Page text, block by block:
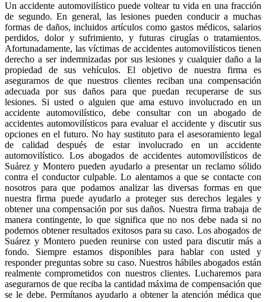
Un accidente automovilístico puede voltear tu vida en una fracción
de segundo. En general, las lesiones pueden conducir a muchas
formas de daños, incluidos artículos como gastos médicos, salarios
perdidos, dolor y sufrimiento, y futuras cirugías o tratamientos.
Afortunadamente, las víctimas de accidentes automovilísticos tienen
derecho a ser indemnizadas por sus lesiones y cualquier daño a la
propiedad de sus vehículos. El objetivo de nuestra firma es
asegurarnos de que nuestros clientes reciban una compensación
adecuada por sus daños para que puedan recuperarse de sus
lesiones. Si usted o alguien que ama estuvo involucrado en un
accidente automovilístico, debe consultar con un abogado de
accidentes automovilísticos para evaluar el accidente y discutir sus
opciones en el futuro. No hay sustituto para el asesoramiento legal
de calidad después de estar involucrado en un accidente
automovilístico. Los abogados de accidentes automovilísticos de
Suárez y Montero pueden ayudarlo a presentar un reclamo sólido
contra el conductor culpable. Lo alentamos a que se contacte con
nosotros para que podamos analizar las diversas formas en que
nuestra firma puede ayudarlo a proteger sus derechos legales y
obtener una compensación por sus daños. Nuestra firma trabaja de
manera contingente, lo que significa que no nos debe nada si no
podemos obtener resultados exitosos para su caso. Los abogados de
Suárez y Montero pueden reunirse con usted para discutir más a
fondo. Siempre estamos disponibles para hablar con usted y
responder preguntas sobre su caso. Nuestros hábiles abogados están
realmente comprometidos con nuestros clientes. Lucharemos para
asegurarnos de que reciba la cantidad máxima de compensación que
se le debe. Permítanos ayudarlo a obtener la atención médica que